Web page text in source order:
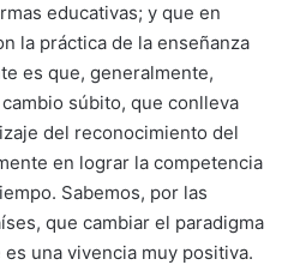
educativas; y que en
la práctica de la enseñanza
es que, generalmente,
súbito, que conlleva
del reconocimiento del
en lograr la competencia
Sabemos, por las
que cambiar el paradigma
una vivencia muy positiva.